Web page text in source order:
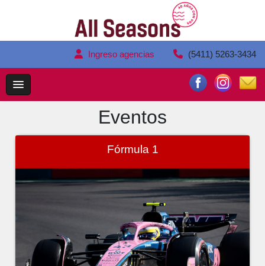
Ingreso agencias (5411) 5263-3434
Eventos
Fórmula 1